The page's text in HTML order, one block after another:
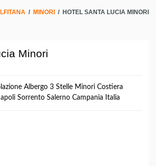
/ MINORI / HOTEL SANTA LUCIA MINORI
Minori
Albergo 3 Stelle Minori Costiera
Sorrento Salerno Campania Italia